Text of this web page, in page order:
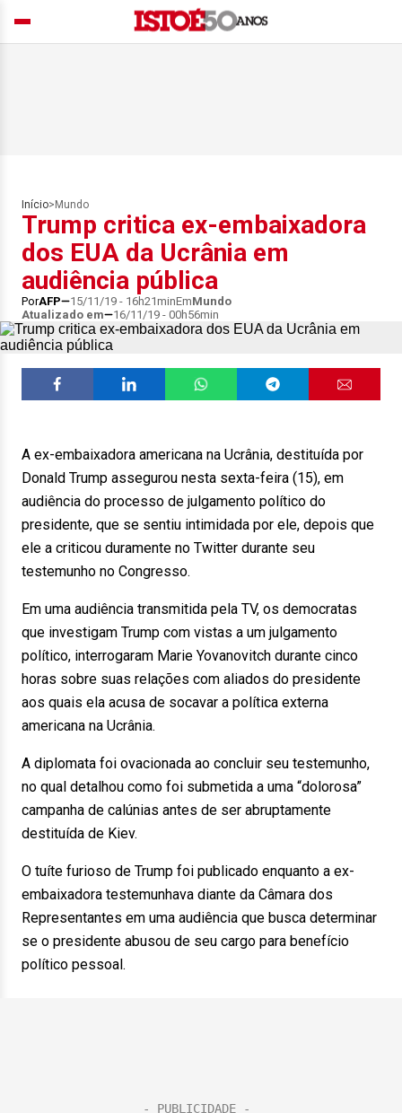
Início> Mundo
Trump critica ex-embaixadora
dos EUA da Ucrânia em
audiência pública
PorAFP 15/11/19 - 16h21minEmMundo
Atualizado em
16/11/19 - 00h56min
A ex-embaixadora americana na Ucrânia, destituída por
Donald Trump assegurou nesta sexta-feira (15), em
audiência do processo de julgamento político do
presidente, que se sentiu intimidada por ele, depois que
ele a criticou duramente no Twitter durante seu
testemunho no Congresso.
Em uma audiência transmitida pela TV, os democratas
que investigam Trump com vistas a um julgamento
político, interrogaram Marie Yovanovitch durante cinco
horas sobre suas relações com aliados do presidente
aos quais ela acusa de socavar a política externa
americana na Ucrânia.
A diplomata foi ovacionada ao concluir seu testemunho,
no qual detalhou como foi submetida a uma “dolorosa”
campanha de calúnias antes de ser abruptamente
destituída de Kiev.
O tuíte furioso de Trump foi publicado enquanto a ex-
embaixadora testemunhava diante da Câmara dos
Representantes em uma audiência que busca determinar
se o presidente abusou de seu cargo para benefício
político pessoal.